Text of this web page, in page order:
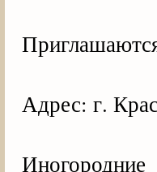
Адрес: г.